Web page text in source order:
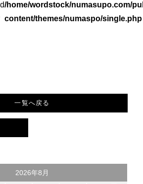
/home/wordstock/numasupo.com/
content/themes/numaspo/single.php
一覧へ戻る
2026年8月